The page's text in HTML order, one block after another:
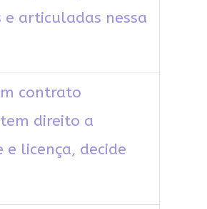
e articuladas nessa
contrato
direito a
e licença, decide